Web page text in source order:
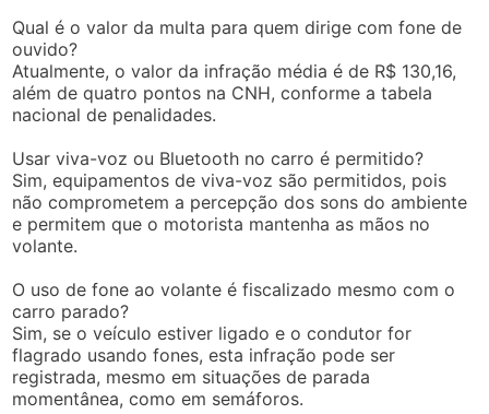
Qual é o valor da multa para quem dirige com fone de
ouvido?
Atualmente, o valor da infração média é de R$ 130,16,
além de quatro pontos na CNH, conforme a tabela
nacional de penalidades.
Usar viva-voz ou Bluetooth no carro é permitido?
Sim, equipamentos de viva-voz são permitidos, pois
não comprometem a percepção dos sons do ambiente
e permitem que o motorista mantenha as mãos no
volante.
O uso de fone ao volante é fiscalizado mesmo com o
carro parado?
Sim, se o veículo estiver ligado e o condutor for
flagrado usando fones, esta infração pode ser
registrada, mesmo em situações de parada
momentânea, como em semáforos.